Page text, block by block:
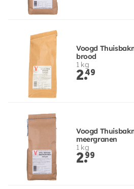
Voogd
brood
1 kg
2.49
Voogd
meergranen
1 kg
2.99